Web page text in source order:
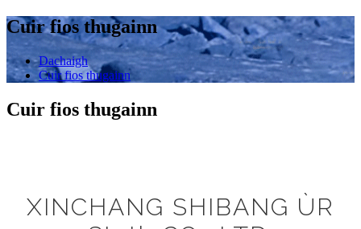
Cuir fios thugainn
Dachaigh
Cuir fios thugainn
Cuir fios thugainn
XINCHANG SHIBANG ÙR